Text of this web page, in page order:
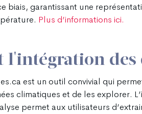
biais, garantissant une
Plus d’informations ici.
l'intégration des
est un outil convivial qui
climatiques et de les explorer.
permet aux utilisateurs